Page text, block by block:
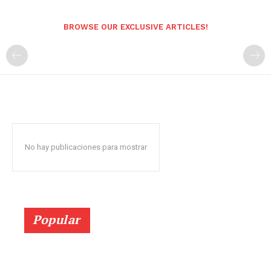
BROWSE OUR EXCLUSIVE ARTICLES!
No hay publicaciones para mostrar
Popular